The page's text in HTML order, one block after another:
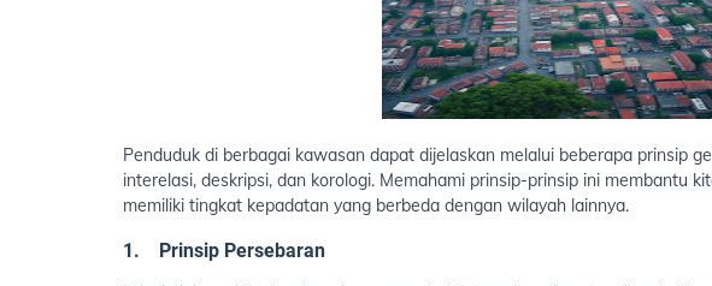
Penduduk di berbagai kawasan dapat dijelaskan melalui beberapa prinsip
interelasi, deskripsi, dan korologi. Memahami prinsip-prinsip ini membantu
memiliki tingkat kepadatan yang berbeda dengan wilayah lainnya.
1. Prinsip Persebaran